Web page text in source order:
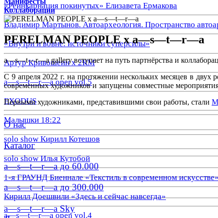
«Реинкарнация покинутых» Елизавета Ермакова
Владимир Мартынов. Автоархеология. Пространство
«Внутри и вовне: источники суперсилы»
Артур Кривошеин х 2КМ
a—s—t—r—a open vol.5
EXODUS
Малышки 18:22
solo show Кирилл Котешов
solo show Илья Кутобой
1-я ГРАУНД Биеннале «Текстиль в современном
Кирилл Доешвили «Здесь и сейчас навсегда»
a—s—t—r—a open vol.4
Коллаборации
PERELMAN PEOPLE x a—s—t—r—a
a—s—t—r—a gallery вступает на путь партнёрства и
С 9 апреля 2022 г. на протяжении нескольких месяцев в двух
современных художников и запущены совместные
Первыми художниками, представившими свои работы, стали
О нас
Каталог
a—s—t—r—a до 60.000
a—s—t—r—a до 300.000
a—s—t—r—a Sky